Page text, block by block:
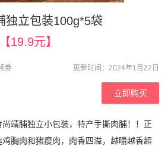
独立包装100g*5袋
19.9元】
券 更新时间：2024年1月22日
立即购买
尚靖脯独立小包装，特产手撕肉脯！！正
胸肉和猪瘦肉，肉香四溢，越嚼越香超